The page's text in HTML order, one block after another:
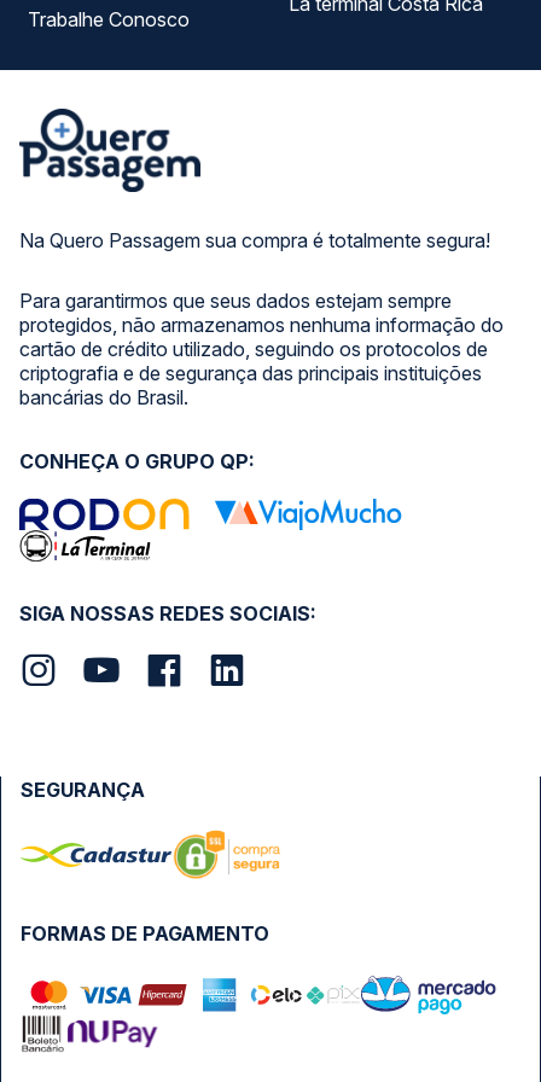
Na Quero Passagem sua compra é totalmente segura!
Para garantirmos que seus dados estejam sempre
protegidos, não armazenamos nenhuma informação do
cartão de crédito utilizado, seguindo os protocolos de
criptografia e de segurança das principais instituições
bancárias do Brasil.
Trabalhe Conosco
SIGA NOSSAS REDES SOCIAIS:
CONHEÇA O GRUPO QP:
FORMAS DE PAGAMENTO
SEGURANÇA